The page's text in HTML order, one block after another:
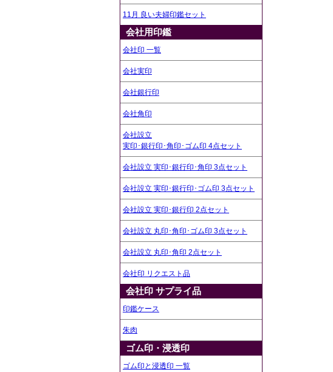
11月 良い夫婦印鑑セット
会社用印鑑
会社印 一覧
会社実印
会社銀行印
会社角印
会社設立
実印･銀行印･角印･ゴム印 4点セット
会社設立 実印･銀行印･角印 3点セット
会社設立 実印･銀行印･ゴム印 3点セット
会社設立 実印･銀行印 2点セット
会社設立 丸印･角印･ゴム印 3点セット
会社設立 丸印･角印 2点セット
会社印 リクエスト品
会社印 サプライ品
印鑑ケース
朱肉
ゴム印・浸透印
ゴム印と浸透印 一覧